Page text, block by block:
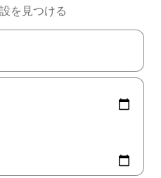
を見つける
の矢印キーを使って移動するか